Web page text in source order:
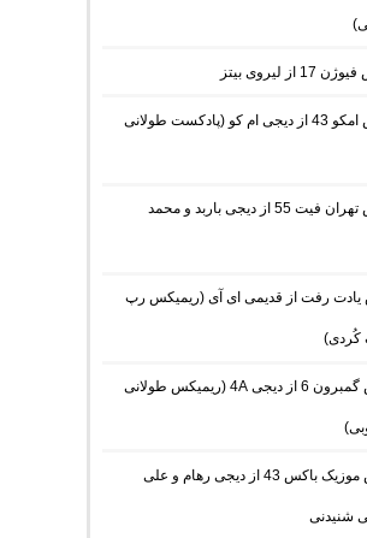
لیروی بیتز
دانلود ریمیکس امکو 43 از دیجی ام کو (پادکست طولانی
دانلود ریمیکس تهران فیت 55 از دیجی باربد و محمد
یادت رفت از قدیمی ای آی (ریمیکس رپ
کُردی)
دانلود ریمیکس گمبرون 6 از دیجی 4A (ریمیکس طولانی
دانلود ریمیکس موزیک باکس 43 از دیجی رهام و علی
شنیدنی